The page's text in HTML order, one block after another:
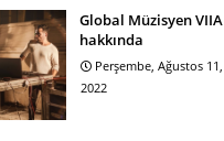
Global Müzisyen VIIA
hakkında
Perşembe, Ağustos 11,
2022